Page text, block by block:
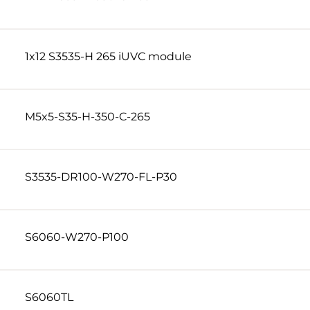
1x12 S3535-H 265 iUVC module
M5x5-S35-H-350-C-265
S3535-DR100-W270-FL-P30
S6060-W270-P100
S6060TL